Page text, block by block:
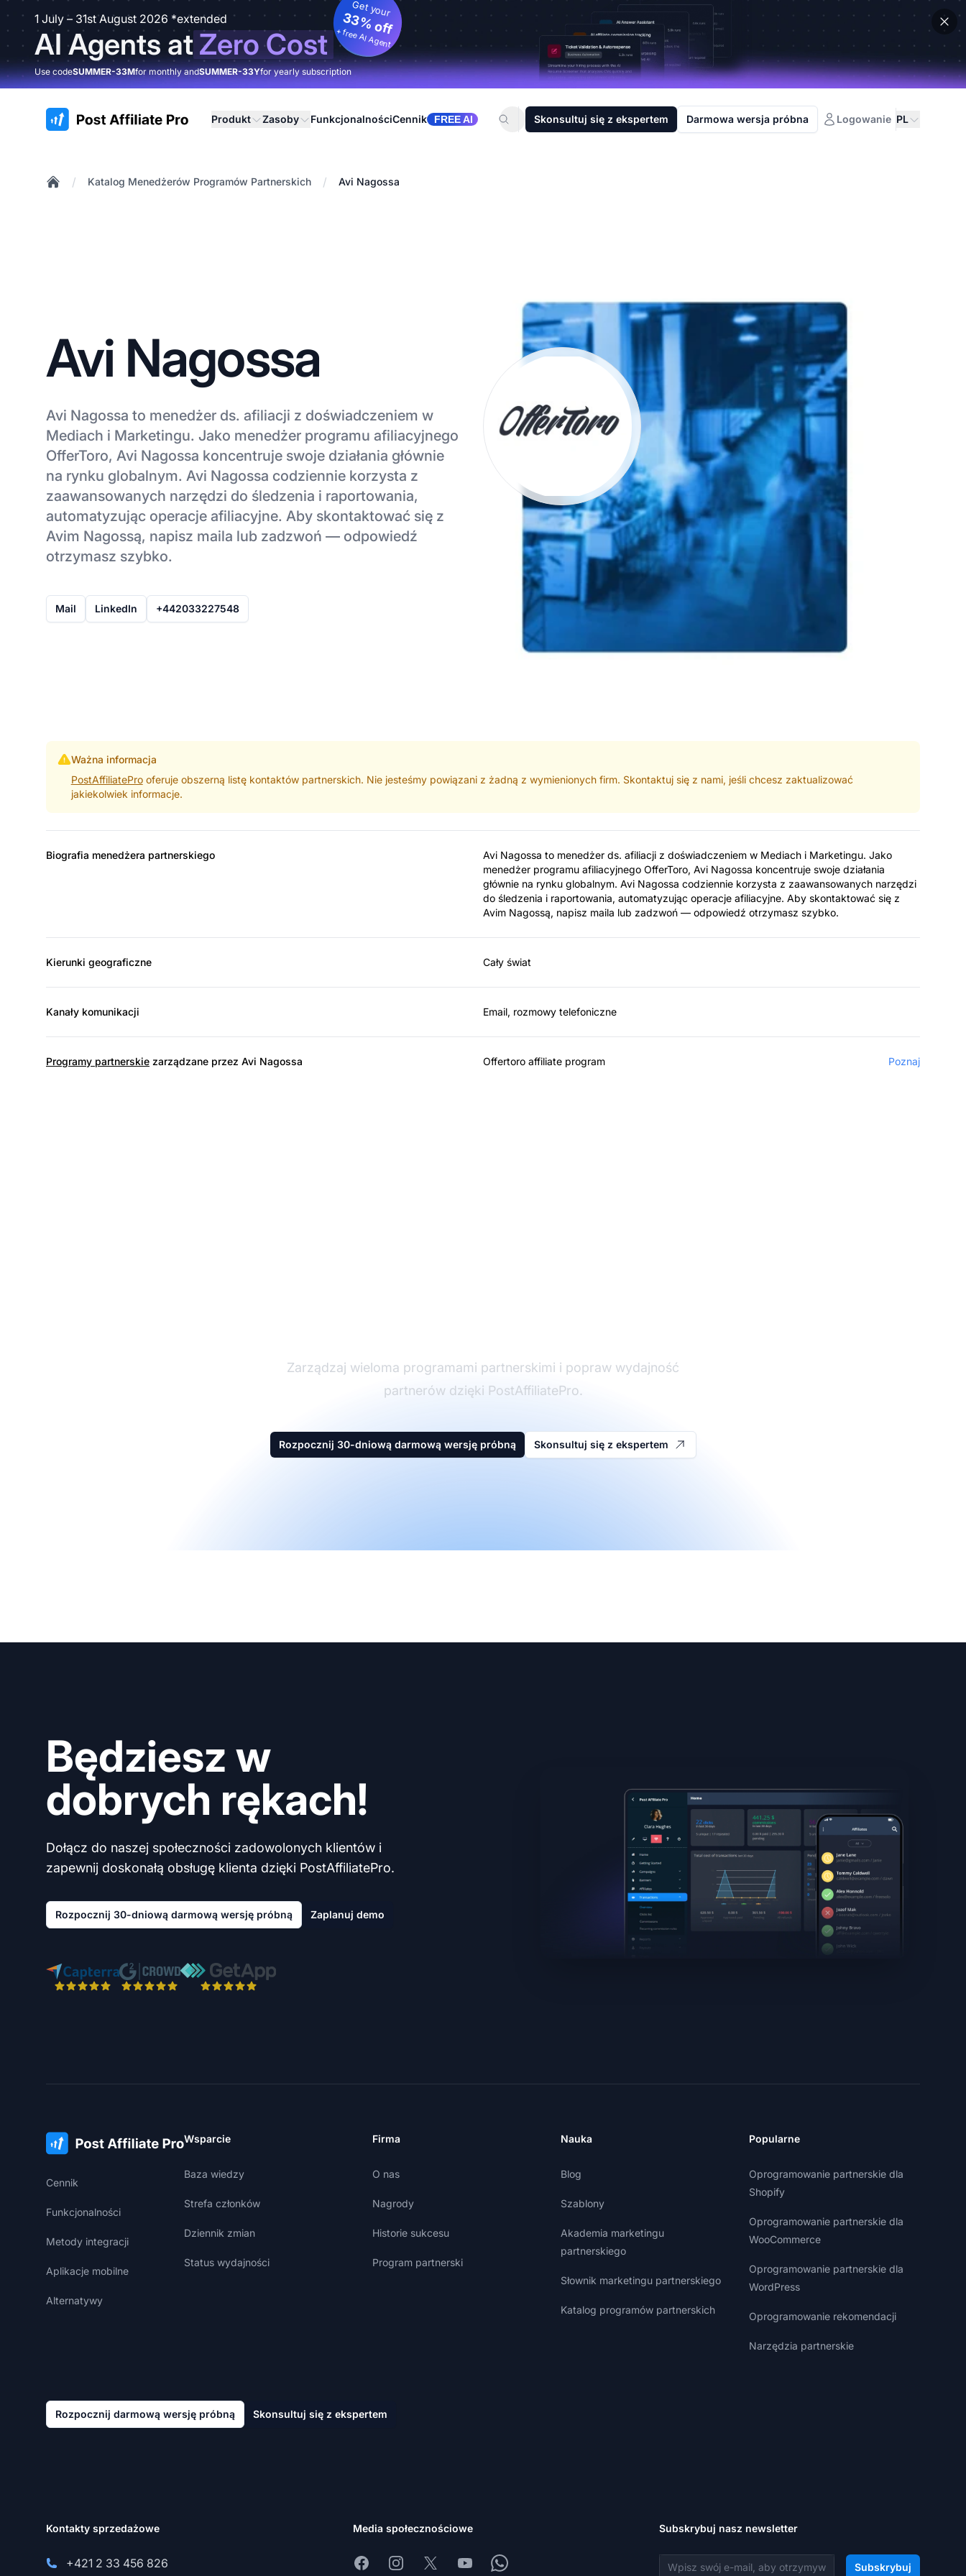
1 July – 31st August 2026 *extended
AI Agents atZero Cost
Get your
33% off
+ free AI Agent
Use codeSUMMER-33Mfor monthly andSUMMER-33Yfor yearly subscription
:site.title Produkt Zasoby FunkcjonalnościCennik FREE AI Skonsultuj się z ekspertem Darmowa wersja próbna Logowanie PL
/ Katalog Menedżerów Programów Partnerskich / Avi Nagossa
Avi Nagossa
Avi Nagossa to menedżer ds. afiliacji z doświadczeniem w
Mediach i Marketingu. Jako menedżer programu afiliacyjnego
OfferToro, Avi Nagossa koncentruje swoje działania głównie
na rynku globalnym. Avi Nagossa codziennie korzysta z
zaawansowanych narzędzi do śledzenia i raportowania,
automatyzując operacje afiliacyjne. Aby skontaktować się z
Avim Nagossą, napisz maila lub zadzwoń — odpowiedź
otrzymasz szybko.
Mail LinkedIn +442033227548
Ważna informacja
PostAffiliateProoferuje obszerną listę kontaktów partnerskich. Nie jesteśmy powiązani z żadną z wymienionych firm. Skontaktuj się z nami, jeśli chcesz zaktualizować
jakiekolwiek informacje.
Biografia menedżera partnerskiego
Avi Nagossa to menedżer ds. afiliacji z doświadczeniem w Mediach i Marketingu. Jako
menedżer programu afiliacyjnego OfferToro, Avi Nagossa koncentruje swoje działania
głównie na rynku globalnym. Avi Nagossa codziennie korzysta z zaawansowanych narzędzi
do śledzenia i raportowania, automatyzując operacje afiliacyjne. Aby skontaktować się z
Avim Nagossą, napisz maila lub zadzwoń — odpowiedź otrzymasz szybko.
Kierunki geograficzne Cały świat
Kanały komunikacji Email, rozmowy telefoniczne
Programy partnerskie zarządzane przez Avi Nagossa Offertoro affiliate program Poznaj
Zarządzaj wieloma programami partnerskimi i popraw wydajność
partnerów dzięki PostAffiliatePro.
Rozpocznij 30-dniową darmową wersję próbną Skonsultuj się z ekspertem
Będziesz w
dobrych rękach!
Dołącz do naszej społeczności zadowolonych klientów i
zapewnij doskonałą obsługę klienta dzięki PostAffiliatePro.
Rozpocznij 30-dniową darmową wersję próbną Zaplanuj demo
Cennik
Funkcjonalności
Metody integracji
Aplikacje mobilne
Alternatywy
Wsparcie
Baza wiedzy
Strefa członków
Dziennik zmian
Status wydajności
Firma
O nas
Nagrody
Historie sukcesu
Program partnerski
Nauka
Blog
Szablony
Akademia marketingu
partnerskiego
Słownik marketingu partnerskiego
Katalog programów partnerskich
Popularne
Oprogramowanie partnerskie dla
Shopify
Oprogramowanie partnerskie dla
WooCommerce
Oprogramowanie partnerskie dla
WordPress
Oprogramowanie rekomendacji
Narzędzia partnerskie
Rozpocznij darmową wersję próbną Skonsultuj się z ekspertem
Kontakty sprzedażowe
+421 2 33 456 826
Media społecznościowe
FacebookInstagram
X YoutubeWhatsapp
Subskrybuj nasz newsletter
Adres e-mail Subskrybuj